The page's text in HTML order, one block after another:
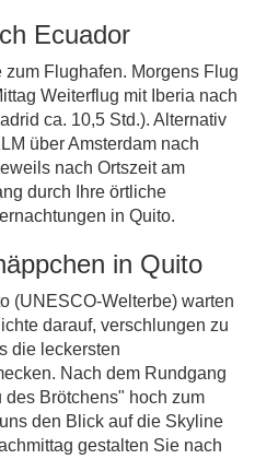
Ecuador
Flughafen. Morgens Flug
Weiterflug mit Iberia nach
ca. 10,5 Std.). Alternativ
über Amsterdam nach
nach Ortszeit am
durch Ihre örtliche
in Quito.
in Quito
(UNESCO-Welterbe) warten
darauf, verschlungen zu
die leckersten
Nach dem Rundgang
des Brötchens" hoch zum
den Blick auf die Skyline
gestalten Sie nach